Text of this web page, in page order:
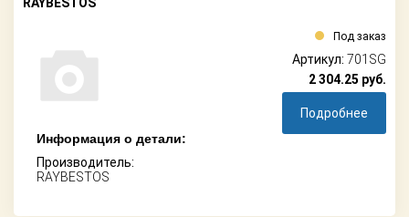
Информация о детали:
Производитель:
RAYBESTOS
Под заказ
Артикул: 701SG
2 304.25 руб.
Подробнее